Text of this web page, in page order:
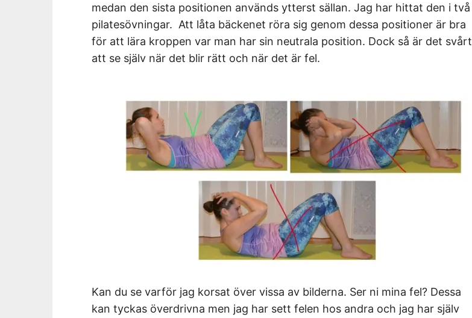
medan den sista positionen används ytterst sällan. Jag har hittat den i två
pilatesövningar. Att låta bäckenet röra sig genom dessa positioner är bra
för att lära kroppen var man har sin neutrala position. Dock så är det svårt
att se själv när det blir rätt och när det är fel.
Kan du se varför jag korsat över vissa av bilderna. Ser ni mina fel? Dessa
kan tyckas överdrivna men jag har sett felen hos andra och jag har själv